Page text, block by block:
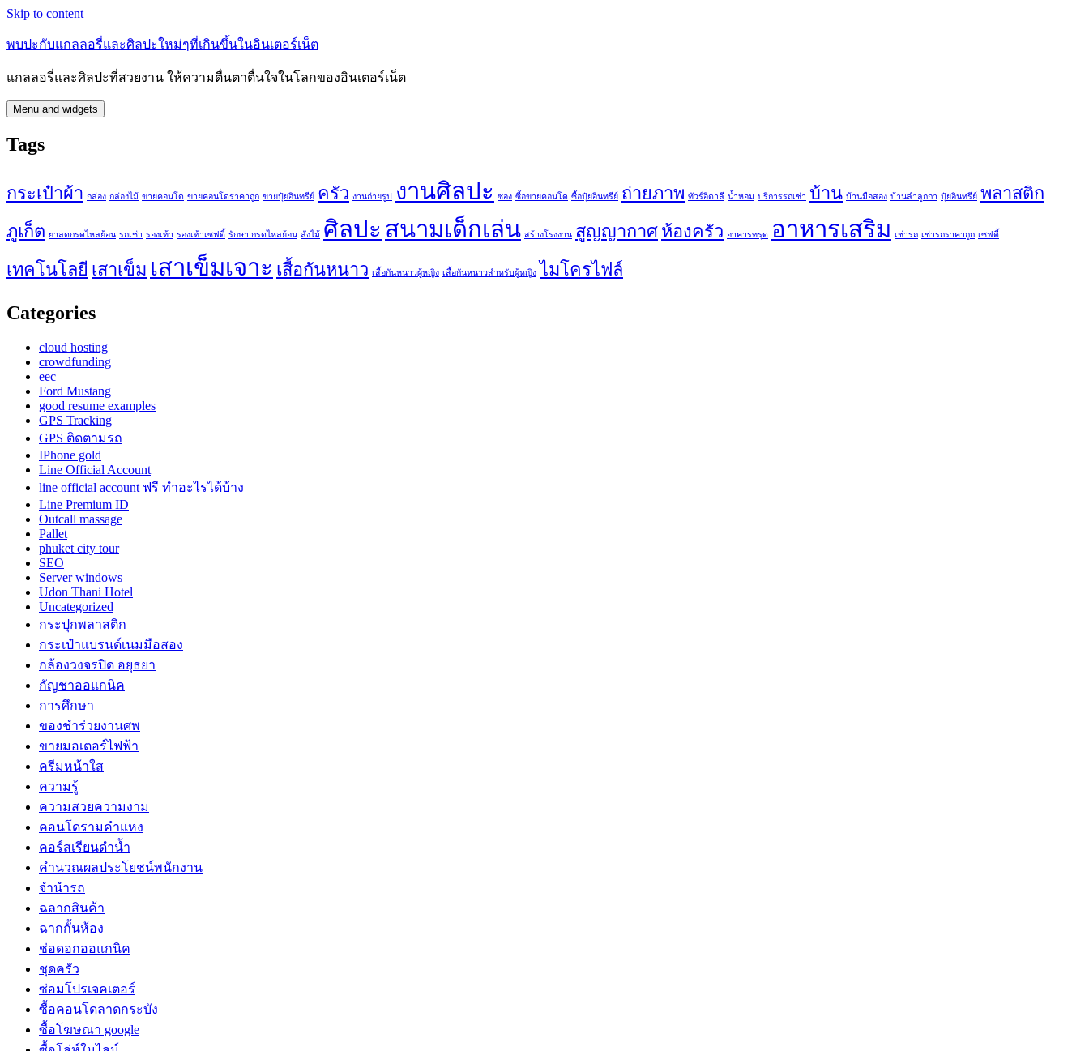
Skip to content
พบปะกับแกลลอรี่และศิลปะใหม่ๆที่เกินขึ้นในอินเตอร์เน็ต
แกลลอรี่และศิลปะที่สวยงาน ให้ความตื่นตาตื่นใจในโลกของอินเตอร์เน็ต
Menu and widgets
Tags
กระเป๋าผ้า กล่อง กล่องไม้ ขายคอนโด ขายคอนโดราคาถูก ขายปุ๋ยอินทรีย์ ครัว งานถ่ายรูป งานศิลปะ ซอง ซื้อขายคอนโด ซื้อปุ๋ยอินทรีย์ ถ่ายภาพ ทัวร์อิตาลี น้ำหอม บริการรถเช่า บ้าน บ้านมือสอง บ้านลำลูกกา ปุ๋ยอินทรีย์ พลาสติก
ภูเก็ต ยาลดกรดไหลย้อน รถเช่า รองเท้า รองเท้าเซฟตี้ รักษา กรดไหลย้อน ลังไม้ ศิลปะ สนามเด็กเล่น สร้างโรงงาน สูญญากาศ ห้องครัว อาคารทรุด อาหารเสริม เช่ารถ เช่ารถราคาถูก เซฟตี้
เทคโนโลยี เสาเข็ม เสาเข็มเจาะ เสื้อกันหนาว เสื้อกันหนาวผู้หญิง เสื้อกันหนาวสำหรับผู้หญิง ไมโครไฟล์
Categories
cloud hosting
crowdfunding
eec
Ford Mustang
good resume examples
GPS Tracking
GPS ติดตามรถ
IPhone gold
Line Official Account
line official account ฟรี ทําอะไรได้บ้าง
Line Premium ID
Outcall massage
Pallet
phuket city tour
SEO
Server windows
Udon Thani Hotel
Uncategorized
กระปุกพลาสติก
กระเป๋าแบรนด์เนมมือสอง
กล้องวงจรปิด อยุธยา
กัญชาออแกนิค
การศึกษา
ของชำร่วยงานศพ
ขายมอเตอร์ไฟฟ้า
ครีมหน้าใส
ความรู้
ความสวยความงาม
คอนโดรามคำแหง
คอร์สเรียนดำน้ำ
คำนวณผลประโยชน์พนักงาน
จำนำรถ
ฉลากสินค้า
ฉากกั้นห้อง
ช่อดอกออแกนิค
ชุดครัว
ซ่อมโปรเจคเตอร์
ซื้อคอนโดลาดกระบัง
ซื้อโฆษณา google